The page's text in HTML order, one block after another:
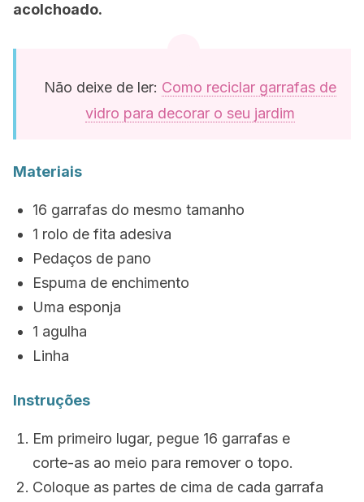
acolchoado.
Não deixe de ler: Como reciclar garrafas de
vidro para decorar o seu jardim
Materiais
16 garrafas do mesmo tamanho
1 rolo de fita adesiva
Pedaços de pano
Espuma de enchimento
Uma esponja
1 agulha
Linha
Instruções
Em primeiro lugar, pegue 16 garrafas e
corte-as ao meio para remover o topo.
Coloque as partes de cima de cada garrafa